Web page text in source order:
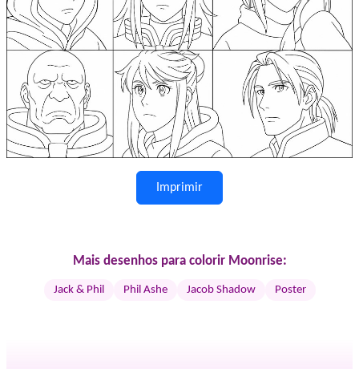
Imprimir
Mais desenhos para colorir Moonrise:
Jack & Phil Phil Ashe Jacob Shadow Poster